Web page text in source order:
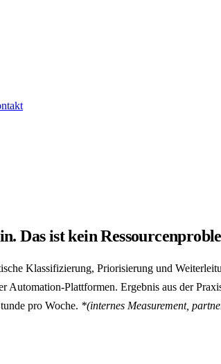
Das ist kein
Klassifizierung, Priorisierung und
Automation-Plattformen. Ergebnis aus der
pro Woche. *(internes Measurement,